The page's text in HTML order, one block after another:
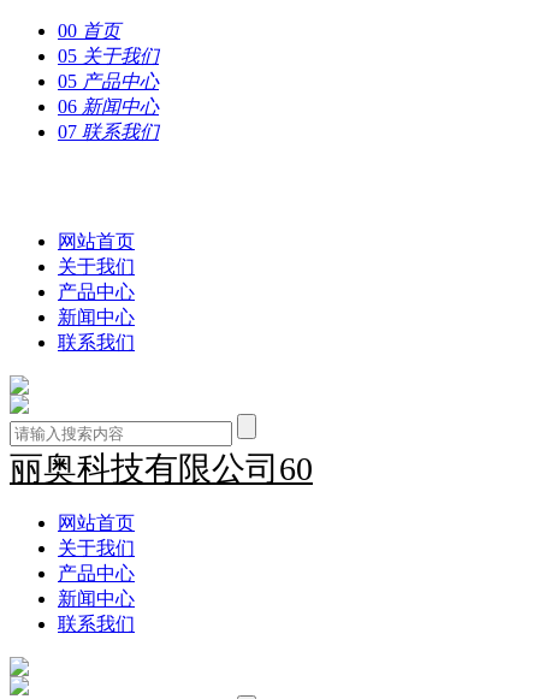
00 首页
05 关于我们
05 产品中心
06 新闻中心
07 联系我们
网站首页
关于我们
产品中心
新闻中心
联系我们
丽奥科技有限公司60
网站首页
关于我们
产品中心
新闻中心
联系我们